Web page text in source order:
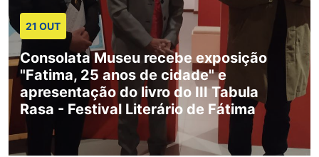
21 OUT
Consolata Museu recebe exposição
"Fatima, 25 anos de cidade" e
apresentação do livro do III Tabula
Rasa - Festival Literário de Fátima